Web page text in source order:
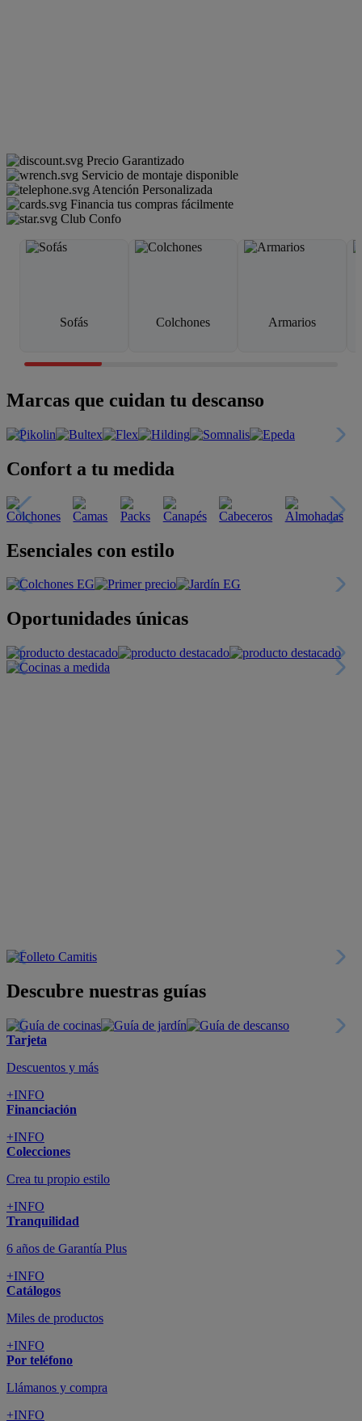
Precio Garantizado
Servicio de montaje disponible
Atención Personalizada
Financia tus compras fácilmente
Club Confo
Sofás Colchones Armarios
Marcas que cuidan tu descanso
Confort a tu medida
Esenciales con estilo
Oportunidades únicas
Descubre nuestras guías
Tarjeta
Descuentos y más
+INFO
Financiación
+INFO
Colecciones
Crea tu propio estilo
+INFO
Tranquilidad
6 años de Garantía Plus
+INFO
Catálogos
Miles de productos
+INFO
Por teléfono
Llámanos y compra
+INFO